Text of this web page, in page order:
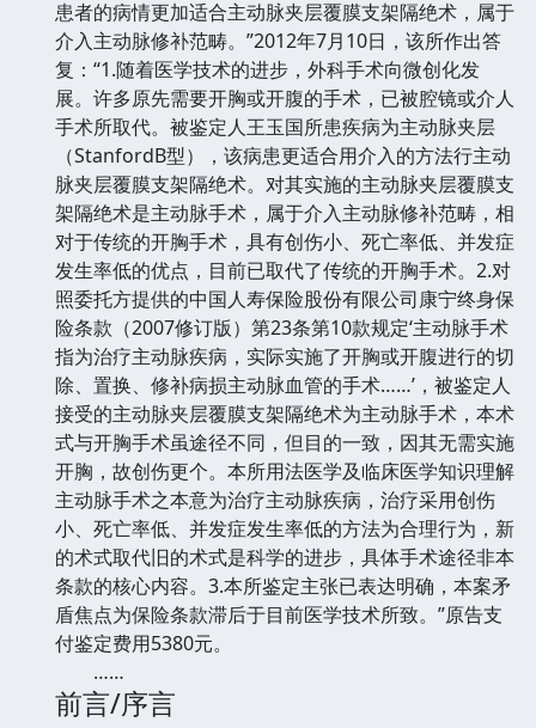
患者的病情更加适合主动脉夹层覆膜支架隔绝术，属于
介入主动脉修补范畴。”2012年7月10日，该所作出答
复：“1.随着医学技术的进步，外科手术向微创化发
展。许多原先需要开胸或开腹的手术，已被腔镜或介人
手术所取代。被鉴定人王玉国所患疾病为主动脉夹层
（StanfordB型），该病患更适合用介入的方法行主动
脉夹层覆膜支架隔绝术。对其实施的主动脉夹层覆膜支
架隔绝术是主动脉手术，属于介入主动脉修补范畴，相
对于传统的开胸手术，具有创伤小、死亡率低、并发症
发生率低的优点，目前已取代了传统的开胸手术。2.对
照委托方提供的中国人寿保险股份有限公司康宁终身保
险条款（2007修订版）第23条第10款规定‘主动脉手术
指为治疗主动脉疾病，实际实施了开胸或开腹进行的切
除、置换、修补病损主动脉血管的手术……’，被鉴定人
接受的主动脉夹层覆膜支架隔绝术为主动脉手术，本术
式与开胸手术虽途径不同，但目的一致，因其无需实施
开胸，故创伤更个。本所用法医学及临床医学知识理解
主动脉手术之本意为治疗主动脉疾病，治疗采用创伤
小、死亡率低、并发症发生率低的方法为合理行为，新
的术式取代旧的术式是科学的进步，具体手术途径非本
条款的核心内容。3.本所鉴定主张已表达明确，本案矛
盾焦点为保险条款滞后于目前医学技术所致。”原告支
付鉴定费用5380元。
……
前言/序言